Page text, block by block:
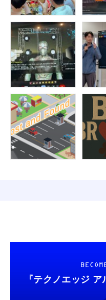
『テクノエッジ ア